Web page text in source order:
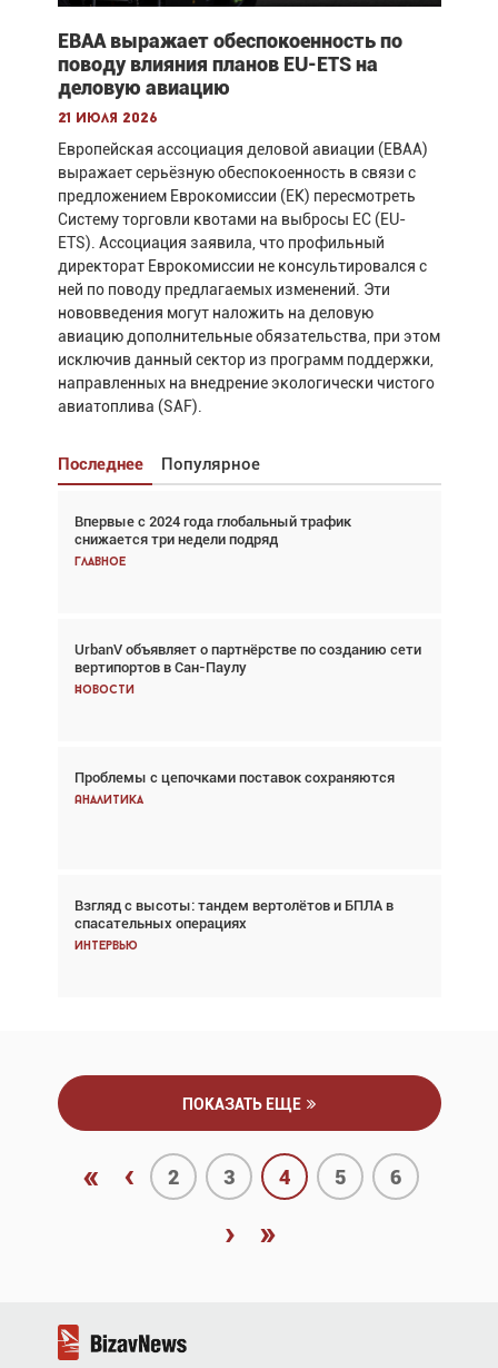
EBAA выражает обеспокоенность по
поводу влияния планов EU-ETS на
деловую авиацию
21 июля 2026
Европейская ассоциация деловой авиации (EBAA)
выражает серьёзную обеспокоенность в связи с
предложением Еврокомиссии (ЕК) пересмотреть
Систему торговли квотами на выбросы ЕС (EU-
ETS). Ассоциация заявила, что профильный
директорат Еврокомиссии не консультировался с
ней по поводу предлагаемых изменений. Эти
нововведения могут наложить на деловую
авиацию дополнительные обязательства, при этом
исключив данный сектор из программ поддержки,
направленных на внедрение экологически чистого
авиатоплива (SAF).
Последнее Популярное
Впервые с 2024 года глобальный трафик
снижается три недели подряд
Главное
UrbanV объявляет о партнёрстве по созданию сети
вертипортов в Сан-Паулу
Новости
Проблемы с цепочками поставок сохраняются
Аналитика
Взгляд с высоты: тандем вертолётов и БПЛА в
спасательных операциях
Интервью
Взгляд с высоты: тандем вертолётов и БПЛА в
спасательных операциях
Главное
Авиационный фотограф Дэйв Кох: «Фотография
говорит сама за себя... а ИИ всё портит»
Новости
Впервые с 2024 года глобальный трафик
снижается три недели подряд
Частный самолёт – это актив. Подходите к
покупке соответствующим образом
Интервью
ПОКАЗАТЬ ЕЩЕ
« ‹ 2 3 4 5 6
› »